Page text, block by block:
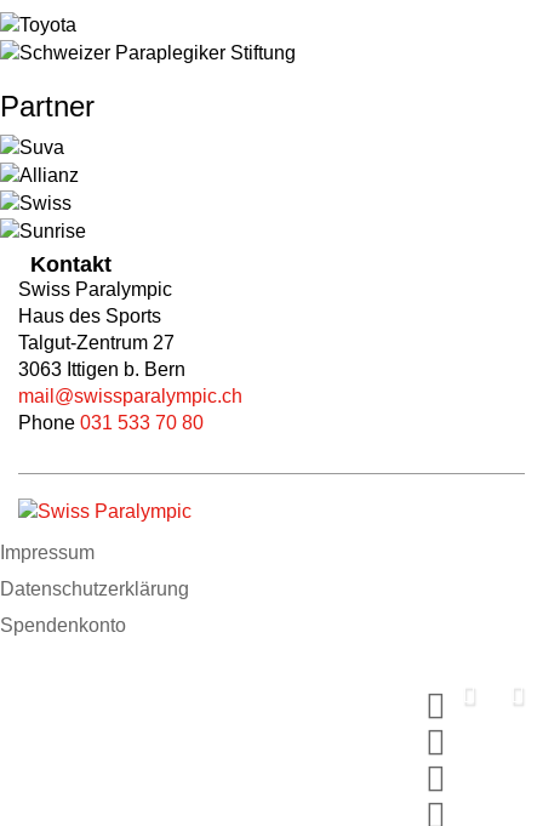
Partner
Kontakt
Swiss Paralympic
Haus des Sports
Talgut-Zentrum 27
3063 Ittigen b. Bern
mail@swissparalympic.ch
Phone 031 533 70 80
Impressum
Datenschutzerklärung
Spendenkonto